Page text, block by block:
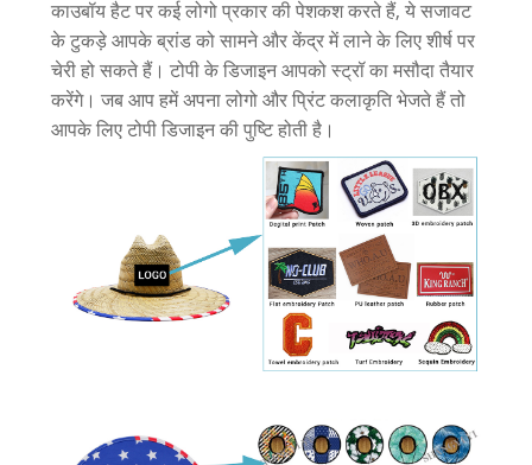
काउबॉय हैट पर कई लोगो प्रकार की पेशकश करते हैं, ये सजावट
के टुकड़े आपके ब्रांड को सामने और केंद्र में लाने के लिए शीर्ष पर
चेरी हो सकते हैं। टोपी के डिजाइन आपको स्ट्रॉ का मसौदा तैयार
करेंगे। जब आप हमें अपना लोगो और प्रिंट कलाकृति भेजते हैं तो
आपके लिए टोपी डिजाइन की पुष्टि होती है।